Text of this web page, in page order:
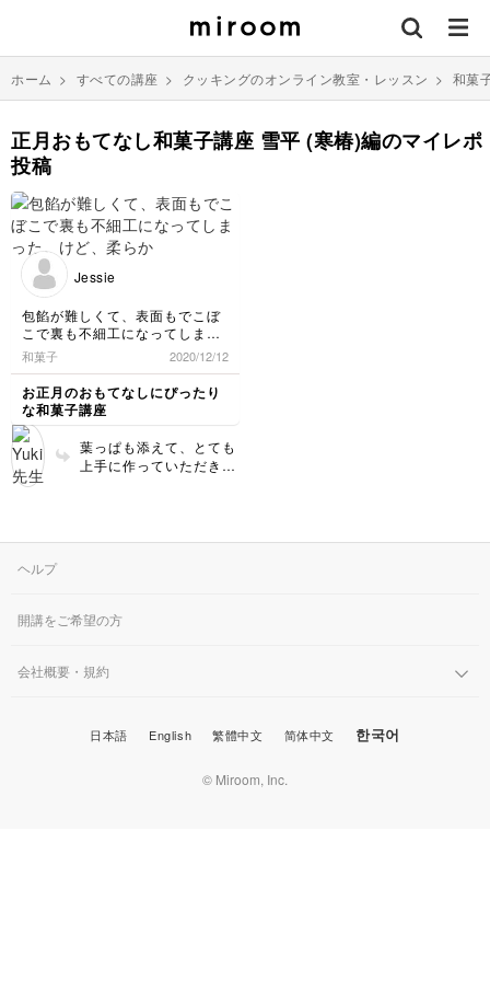
ホーム > すべての講座 > クッキングのオンライン教室・レッスン > 和菓
正月おもてなし和菓子講座 雪平 (寒椿)編のマイレポ
投稿
Jessie
包餡が難しくて、表面もでこぼ
こで裏も不細工になってしまっ
た。けど、柔らかくてとっても
美味しいものが出来ました！
先生ありがとうございます。
和菓子 2020/12/12
お正月のおもてなしにぴったり
な和菓子講座
葉っぱも添えて、とても
上手に作っていただきあ
ヘルプ
開講をご希望の方
会社概要・規約
日本語 English 繁體中文 简体中文 한국어
© Miroom, Inc.